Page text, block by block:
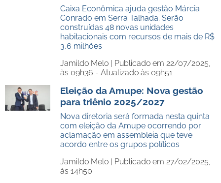
Caixa Econômica ajuda gestão Márcia
Conrado em Serra Talhada. Serão
construídas 48 novas unidades
habitacionais com recursos de mais de R$
3,6 milhões
Jamildo Melo | Publicado em 22/07/2025,
às 09h36 - Atualizado às 09h51
Eleição da Amupe: Nova gestão
para triênio 2025/2027
Nova diretoria será formada nesta quinta
com eleição da Amupe ocorrendo por
aclamação em assembleia que teve
acordo entre os grupos políticos
Jamildo Melo | Publicado em 27/02/2025,
às 14h50